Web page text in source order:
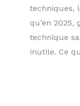
techniques,
qu’en 2025,
technique
inutile. Ce